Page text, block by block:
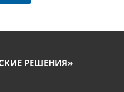
РЕШЕНИЯ»